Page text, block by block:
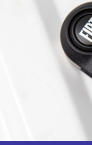
pode abrir o veículo
fechadura. São
para o seu dia de